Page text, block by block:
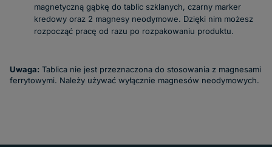
magnetyczną gąbkę do tablic szklanych, czarny marker
kredowy oraz 2 magnesy neodymowe. Dzięki nim możesz
rozpocząć pracę od razu po rozpakowaniu produktu.
Uwaga: Tablica nie jest przeznaczona do stosowania z magnesami
ferrytowymi. Należy używać wyłącznie magnesów neodymowych.